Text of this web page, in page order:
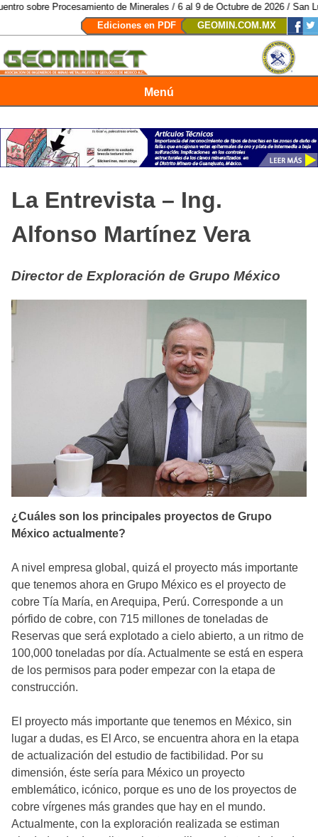
de Minerales / 6 al 9 de Octubre de 2026 / San Luis Potosí,
Ediciones en PDF
GEOMIN.COM.MX
Menú
La Entrevista – Ing.
Alfonso Martínez Vera
Director de Exploración de Grupo México
¿Cuáles son los principales proyectos de Grupo
México actualmente?
A nivel empresa global, quizá el proyecto más importante
que tenemos ahora en Grupo México es el proyecto de
cobre Tía María, en Arequipa, Perú. Corresponde a un
pórfido de cobre, con 715 millones de toneladas de
Reservas que será explotado a cielo abierto, a un ritmo de
100,000 toneladas por día. Actualmente se está en espera
de los permisos para poder empezar con la etapa de
construcción.
El proyecto más importante que tenemos en México, sin
lugar a dudas, es El Arco, se encuentra ahora en la etapa
de actualización del estudio de factibilidad. Por su
dimensión, éste sería para México un proyecto
emblemático, icónico, porque es uno de los proyectos de
cobre vírgenes más grandes que hay en el mundo.
Actualmente, con la exploración realizada se estiman